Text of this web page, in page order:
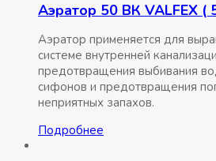
Аэратор 50 ВК VALFEX (
Аэратор применяется для
системе внутренней
предотвращения выбивания
сифонов и предотвращения
неприятных запахов.
Подробнее